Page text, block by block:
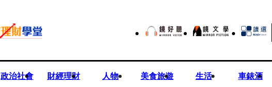
政治社會 財經理財 人物 美食旅遊 生活 車錶酒